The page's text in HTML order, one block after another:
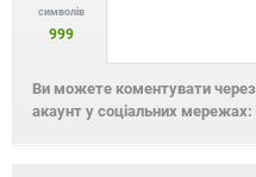
символів
999
Ви можете коментувати через
акаунт у соціальних мережах: